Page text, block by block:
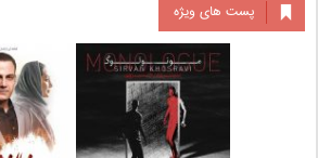
پست های ویژه